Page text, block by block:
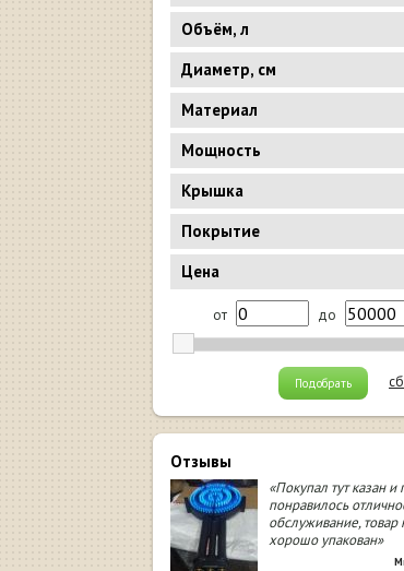
Объём, л
Диаметр, см
Материал
Мощность
Крышка
Покрытие
Цена
от до
Подобрать
Отзывы
«Покупал тут казан и
понравилось
обслуживание,
хорошо упакован»